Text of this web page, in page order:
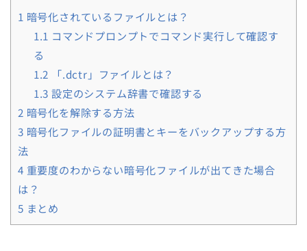
1 暗号化されているファイルとは？
1.1 コマンドプロンプトでコマンド実行して確認す
る
1.2
「.dctr」ファイルとは？
1.3 設定のシステム辞書で確認する
2 暗号化を解除する方法
3 暗号化ファイルの証明書とキーをバックアップする方
法
4 重要度のわからない暗号化ファイルが出てきた場合
は？
5 まとめ